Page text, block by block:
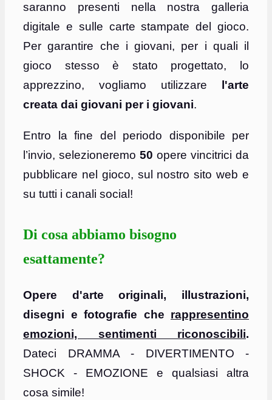
saranno presenti nella nostra galleria
digitale e sulle carte stampate del gioco.
Per garantire che i giovani, per i quali il
gioco stesso è stato progettato, lo
apprezzino, vogliamo utilizzare
l'arte
creata dai giovani per i giovani.
Entro la fine del periodo disponibile per
l’invio, selezioneremo 50 opere vincitrici da
pubblicare nel gioco, sul nostro sito web e
su tutti i canali social!
Di cosa abbiamo bisogno
esattamente?
Opere d'arte originali, illustrazioni,
disegni e fotografie che rappresentino
emozioni, sentimenti riconoscibili.
Dateci DRAMMA - DIVERTIMENTO -
SHOCK - EMOZIONE e qualsiasi altra
cosa simile!